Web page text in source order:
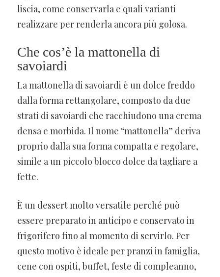
liscia, come conservarla e quali varianti
realizzare per renderla ancora più golosa.
Che cos’è la mattonella di
savoiardi
La mattonella di savoiardi è un dolce freddo
dalla forma rettangolare, composto da due
strati di savoiardi che racchiudono una crema
densa e morbida. Il nome “mattonella” deriva
proprio dalla sua forma compatta e regolare,
simile a un piccolo blocco dolce da tagliare a
fette.
È un dessert molto versatile perché può
essere preparato in anticipo e conservato in
frigorifero fino al momento di servirlo. Per
questo motivo è ideale per pranzi in famiglia,
cene con ospiti, buffet, feste di compleanno,